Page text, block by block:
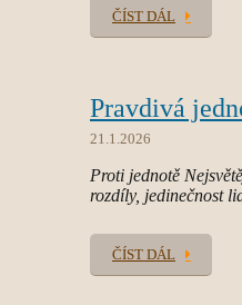
ČÍST DÁL
Pravdivá
21.1.2026
Proti jednotě
rozdíly, jedinečnost
ČÍST DÁL